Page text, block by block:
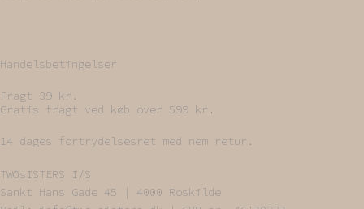
Handelsbetingelser
Fragt 39 kr.
Gratis fragt ved køb over 599 kr.
14 dages fortrydelsesret med nem retur.
TWOsISTERS I/S
Sankt Hans Gade 45 | 4000 Roskilde